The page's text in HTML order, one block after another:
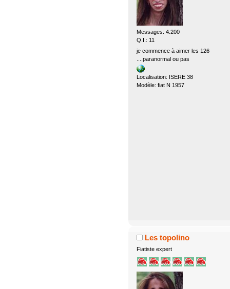
Messages: 4.200
Q.I.: 11
je commence à aimer les 126
....paranormal ou pas
Localisation: ISERE 38
Modèle: fiat N 1957
Les topolino
Fiatiste expert